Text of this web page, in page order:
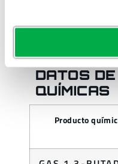
DATOS
QUÍMICAS
Producto